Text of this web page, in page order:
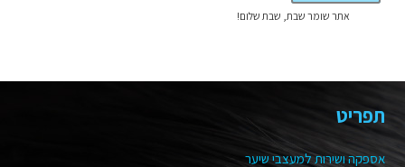
אתר שומר שבת, שבת שלום!
תפריט
אספקה ושירות למעצבי שיער